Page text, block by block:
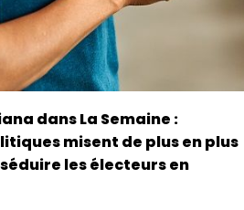
dans La Semaine :
misent de plus en plus
les électeurs en